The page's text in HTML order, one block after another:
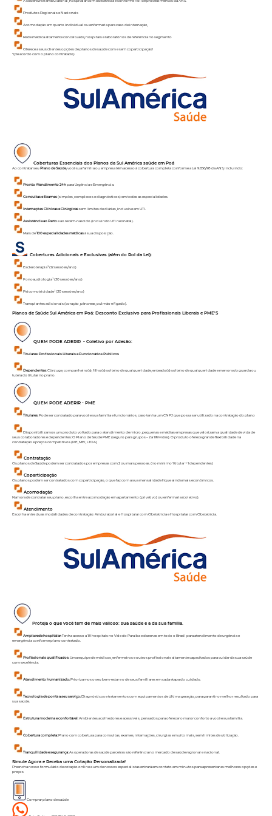
A cobertura é ambulatorial, hospitalar com obstetrícia e conforme Rol de procedimentos da ANS.
Produtos Regionais e Nacionais
Acomodação em quarto individual ou enfermaria para caso de internação,
Rede médica altamente conceituada, hospitais e laboratórios de referência no segmento
Oferece a seus clientes opções de planos de saúde com e sem coparticipação!
*(de acordo com o plano contratado)
Coberturas Essenciais dos Planos da Sul América saúde em Poá
Ao contratar seu Plano de Saúde, você sua família ou empresa têm acesso à cobertura completa conforme a Lei 9.656/98 da ANS, incluindo:
Pronto Atendimento 24hpara Urgência e Emergência.
Consultas e Exames(simples, complexos e diagnósticos) em todas as especialidades.
Internações Clínicas e Cirúrgicassem limites de diárias, inclusive em UTI.
Assistência ao Partoe ao recém-nascido (incluindo UTI neonatal).
Mais de100 especialidades médicasà sua disposição.
Coberturas Adicionais e Exclusivas (além do Rol da Lei):
Escleroterapia¹ (12 sessões/ano)
Fonoaudiologia¹ (30 sessões/ano)
Psicomotricidade¹ (30 sessões/ano)
Transplantes adicionais (coração, pâncreas, pulmão e fígado).
Planos de Saúde Sul América em Poá: Desconto Exclusivo para Profissionais Liberais e PME'S
QUEM PODE ADERIR - Coletivo por Adesão:
Titulares: Profissionais Liberais e Funcionários Públicos
Dependentes: Cônjuge, companheiro(a), filho(a) solteiro de qualquer idade, enteado(a) solteiro de qualquer idade e menor sob guarda ou
tutela do titular no plano.
QUEM PODE ADERIR - PME
Titulares: Pode ser contratado para você e sua família e funcionários, caso tenha um CNPJ que possa ser utilizado na contratação do plano
Disponibilizamos um produto voltado para o atendimento de micro, pequenas e médias empresas que valorizam a qualidade de vida de
seus colaboradores e dependentes: O Plano de Saúde PME (seguro para grupos – 2 a 199 vidas). O produto oferece grande flexibilidade na
contratação e preços competitivos.(ME, MEI, LTDA)
Contratação
Os planos de Saúde podem ser contratados por empresas com 2 ou mais pessoas. (no mínimo 1 titular + 1 dependentes)
Coparticipação
Os planos podem ser contratados com coparticipação, o que faz com a sua mensalidade fique ainda mais econômicos.
Acomodação
Na hora de contratar seu plano, escolha entre acomodação em apartamento (privativo) ou enfermaria (coletivo).
Atendimento
Escolha entre duas modalidades de contratação: Ambulatorial e Hospitalar com Obstetrícia e Hospitalar com Obstetrícia.
Proteja o que você tem de mais valioso: sua saúde e a da sua família.
Ampla rede hospitalar:Tenha acesso a 18 hospitais no Vale do Paraíba e dezenas em todo o Brasil para atendimento de urgência e
emergência conforme plano contratado.
Profissionais qualificados:Uma equipe de médicos, enfermeiros e outros profissionais altamente capacitados para cuidar da sua saúde
com excelência.
Atendimento humanizado:Priorizamos o seu bem-estar e o de seus familiares em cada etapa do cuidado.
Tecnologia de ponta a seu serviço:Diagnósticos e tratamentos com equipamentos de última geração, para garantir o melhor resultado para
sua saúde.
Estrutura moderna e confortável:Ambientes acolhedores e acessíveis, pensados para oferecer o maior conforto a você e sua família.
Cobertura completa:Plano com cobertura para consultas, exames, internações, cirurgias e muito mais, sem limites de utilização.
Tranquilidade e segurança:As operadoras de saúde parceiras são referência no mercado de saúde regional e nacional.
Simule Agora e Receba uma Cotação Personalizada!
Preencha nosso formulário de cotação online e um de nossos especialistas entrará em contato em minutos para apresentar as melhores opções e
preços
Comprar plano de saúde